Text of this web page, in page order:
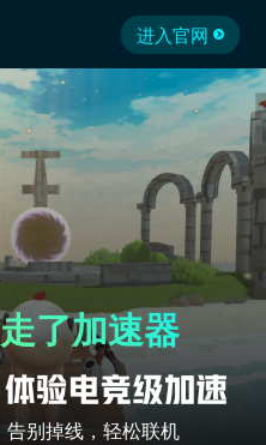
进入官网
了加速器
别掉线，轻松联机